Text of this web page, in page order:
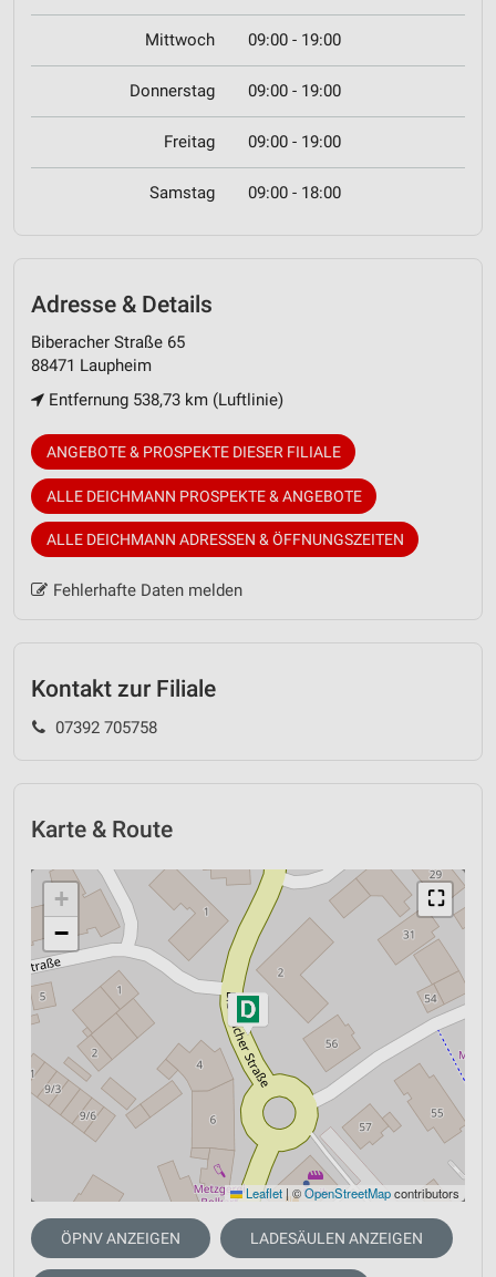
Mittwoch 09:00 - 19:00
Donnerstag 09:00 - 19:00
Freitag 09:00 - 19:00
Samstag 09:00 - 18:00
Adresse & Details
Biberacher Straße 65
88471 Laupheim
Entfernung 538,73 km (Luftlinie)
ANGEBOTE & PROSPEKTE DIESER FILIALE
ALLE DEICHMANN PROSPEKTE & ANGEBOTE
ALLE DEICHMANN ADRESSEN & ÖFFNUNGSZEITEN
Fehlerhafte Daten melden
Kontakt zur Filiale
07392 705758
Karte & Route
⛶
+
−
Leaflet|©OpenStreetMapcontributors
ÖPNV ANZEIGEN LADESÄULEN ANZEIGEN